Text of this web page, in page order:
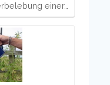
einer…